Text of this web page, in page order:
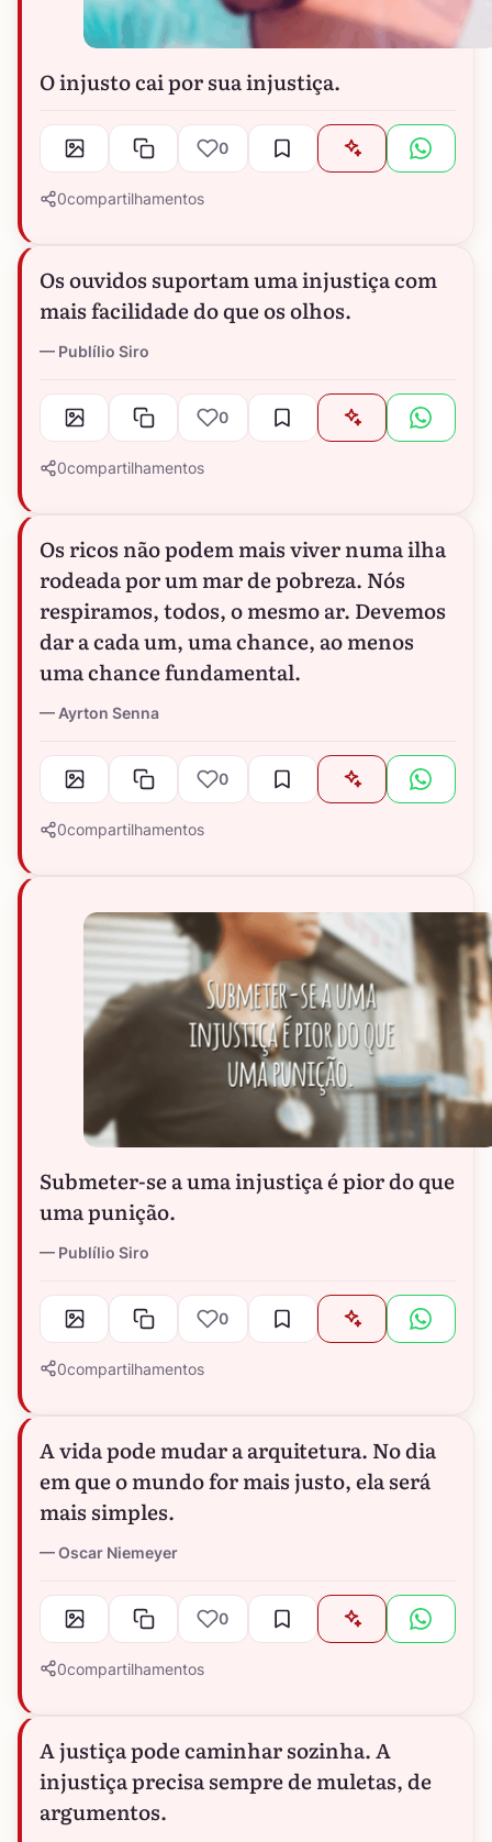
O injusto cai por sua injustiça.
0
0compartilhamentos
Os ouvidos suportam uma injustiça com
mais facilidade do que os olhos.
Publílio Siro
0
0compartilhamentos
Os ricos não podem mais viver numa ilha
rodeada por um mar de pobreza. Nós
respiramos, todos, o mesmo ar. Devemos
dar a cada um, uma chance, ao menos
uma chance fundamental.
Ayrton Senna
0
0compartilhamentos
Submeter-se a uma injustiça é pior do que
uma punição.
Publílio Siro
0
0compartilhamentos
A vida pode mudar a arquitetura. No dia
em que o mundo for mais justo, ela será
mais simples.
Oscar Niemeyer
0
0compartilhamentos
A justiça pode caminhar sozinha. A
injustiça precisa sempre de muletas, de
argumentos.